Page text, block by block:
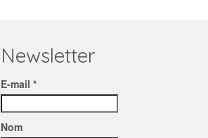
Newsletter
E-mail *
Nom